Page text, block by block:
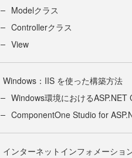
Modelクラス
Controllerクラス
View
Windows：IIS を使った構築方法
Windows環境における
ComponentOne Studio for
インターネットインフォメーショ